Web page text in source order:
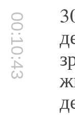
00:10:43